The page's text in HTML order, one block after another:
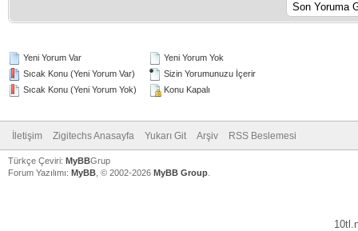
Yeni Yorum Var
Sıcak Konu (Yeni Yorum Var)
Sıcak Konu (Yeni Yorum Yok)
Yeni Yorum Yok
Sizin Yorumunuzu İçerir
Konu Kapalı
İletişim Zigitechs Anasayfa Yukarı Git Arşiv RSS Beslemesi
Türkçe Çeviri: MyBBGrup
Forum Yazılımı: MyBB , © 2002-2026 MyBB Group